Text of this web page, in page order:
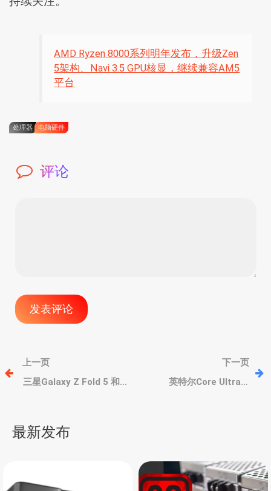
AMD Ryzen 8000系列明年发布，升级Zen
5架构、Navi 3.5 GPU核显，继续兼容AM5
平台
处理器 电脑硬件
评论
文
章
航
上一页
三星Galaxy Z Fold 5 和
下一页
英特尔Core Ultra 7
最新发布